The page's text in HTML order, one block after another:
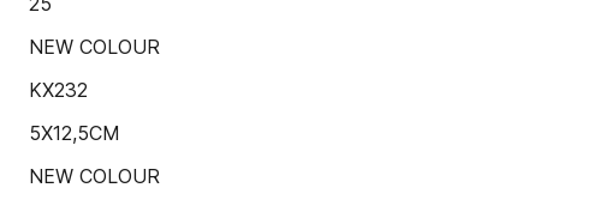
NEW COLOUR
KX232
5X12,5CM
NEW COLOUR